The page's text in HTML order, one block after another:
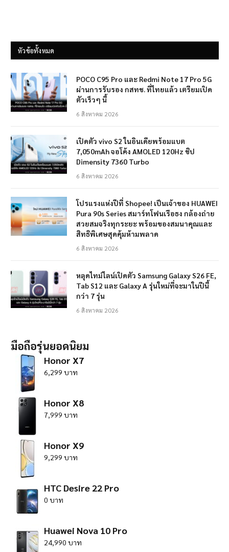
หัวข้อทั้งหมด
POCO C95 Pro และ Redmi Note 17 Pro 5G
ผ่านการรับรอง กสทช. ที่ไทยแล้ว เตรียมเปิด
ตัวเร็วๆ นี้
6 สิงหาคม 2026
เปิดตัว vivo S2 ในอินเดียพร้อมแบต
7,050mAh จอโค้ง AMOLED 120Hz ชิป
Dimensity 7360 Turbo
6 สิงหาคม 2026
โปรแรงแห่งปีที่ Shopee! เป็นเจ้าของ HUAWEI
Pura 90s Series สมาร์ทโฟนเรือธง กล้องถ่าย
สวยสมจริงทุกระยะ พร้อมของสมนาคุณและ
สิทธิพิเศษสุดคุ้มห้ามพลาด
6 สิงหาคม 2026
หลุดไทม์ไลน์เปิดตัว Samsung Galaxy S26 FE,
Tab S12 และ Galaxy A รุ่นใหม่ที่จะมาในปีนี้
กว่า 7 รุ่น
6 สิงหาคม 2026
มือถือรุ่นยอดนิยม
Honor X7
6,299 บาท
Honor X8
7,999 บาท
Honor X9
9,299 บาท
HTC Desire 22 Pro
0 บาท
Huawei Nova 10 Pro
24,990 บาท